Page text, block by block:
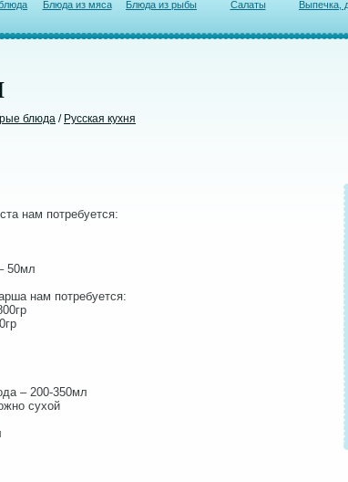
Блюда из мяса Блюда из рыбы Салаты Выпечка,
блюда / Русская кухня
нам потребуется:
50мл
нам потребуется:
– 200-350мл
сухой